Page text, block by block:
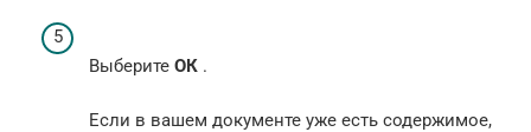
Выберите ОК .
Если в вашем документе уже есть содержимое,